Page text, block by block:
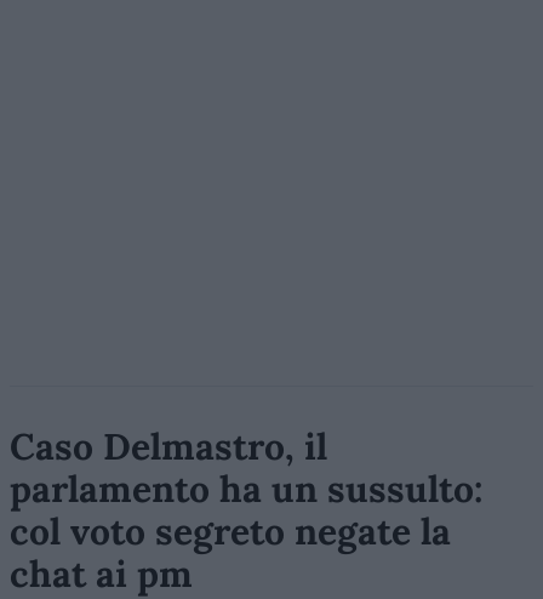
Caso Delmastro, il
parlamento ha un sussulto:
col voto segreto negate la
chat ai pm